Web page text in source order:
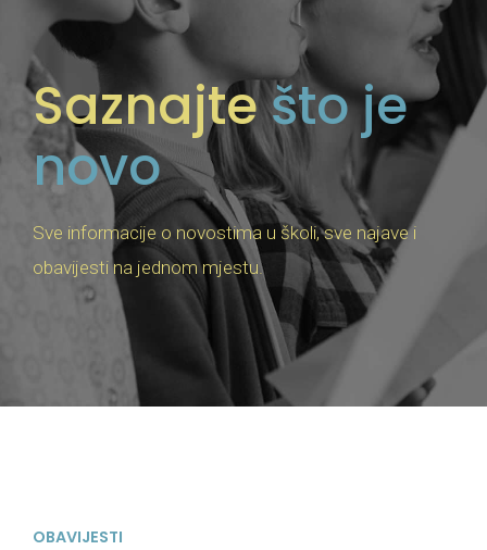
Saznajtešto je
novo
Sve informacije o novostima u školi, sve najave i
obavijesti na jednom mjestu.
OBAVIJESTI